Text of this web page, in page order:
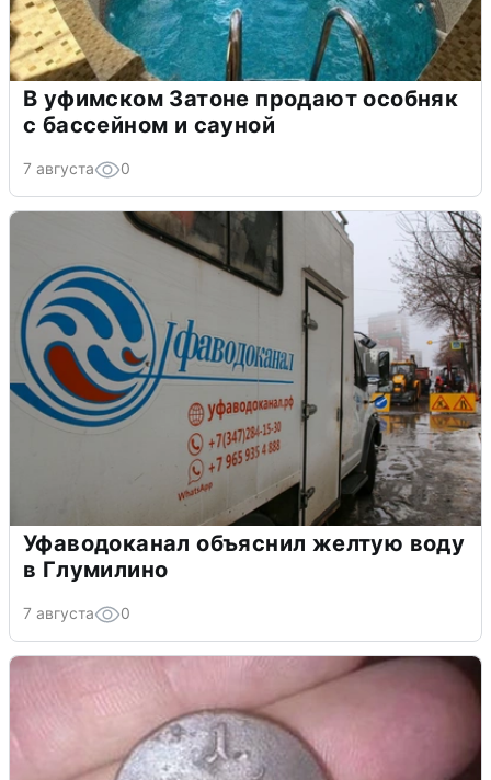
В уфимском Затоне продают особняк
с бассейном и сауной
7 августа 0
Уфаводоканал объяснил желтую воду
в Глумилино
7 августа 0